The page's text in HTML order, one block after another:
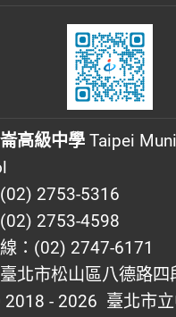
高級中學 Taipei
2753-5316
2753-4598
：(02) 2747-6171
北市松山區八德路四
- 2026 臺北市